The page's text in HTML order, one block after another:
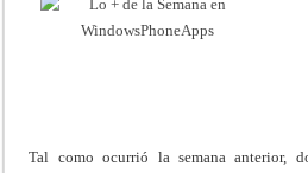
Tal como ocurrió la semana anterior,